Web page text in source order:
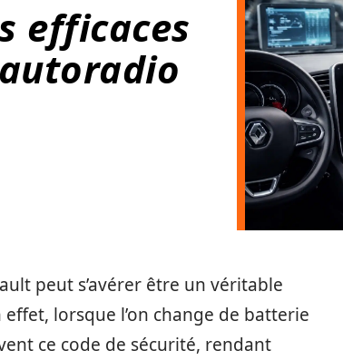
efficaces
peut s’avérer être un véritable
lorsque l’on change de batterie
ce code de sécurité, rendant